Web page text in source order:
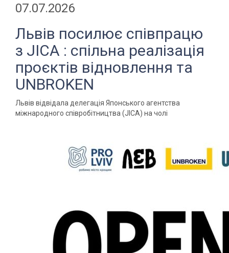
07.07.2026
Львів посилює співпрацю
з JICA : спільна реалізація
проєктів відновлення та
UNBROKEN
Львів відвідала делегація Японського агентства
міжнародного співробітництва (JICA) на чолі